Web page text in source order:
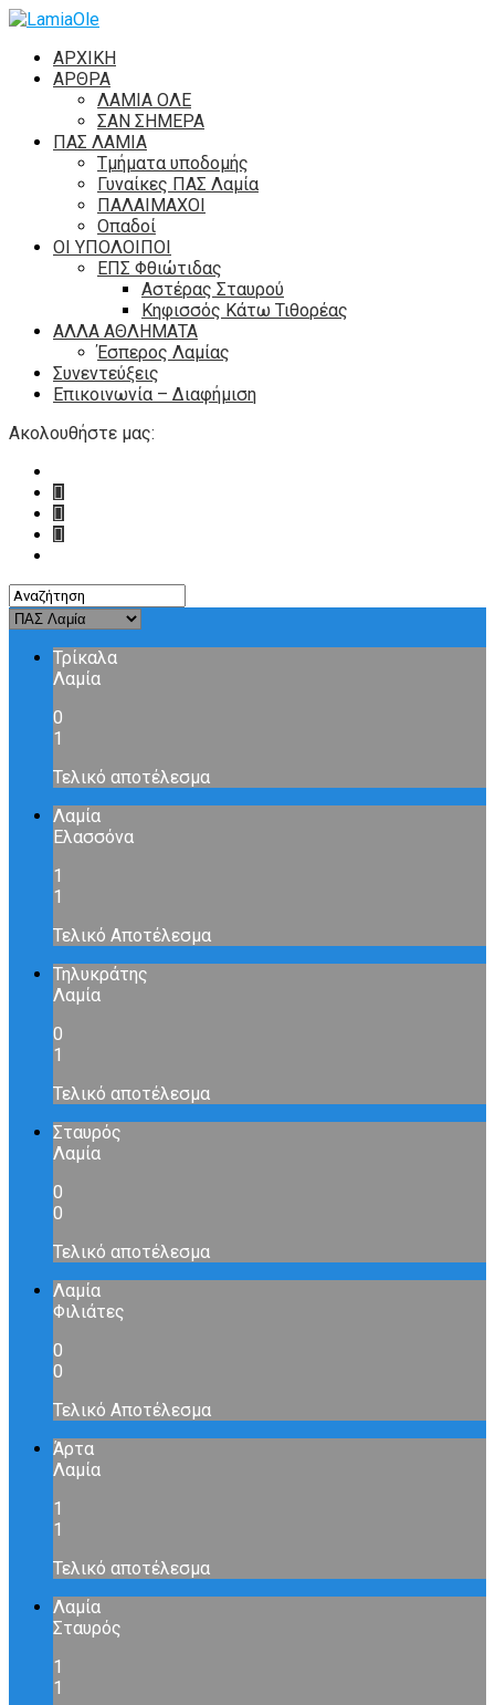
ΑΡΧΙΚΗ
ΑΡΘΡΑ
ΛΑΜΙΑ ΟΛΕ
ΣΑΝ ΣΗΜΕΡΑ
ΠΑΣ ΛΑΜΙΑ
Τμήματα υποδομής
Γυναίκες ΠΑΣ Λαμία
ΠΑΛΑΙΜΑΧΟΙ
Οπαδοί
ΟΙ ΥΠΟΛΟΙΠΟΙ
ΕΠΣ Φθιώτιδας
Αστέρας Σταυρού
Κηφισσός Κάτω Τιθορέας
ΑΛΛΑ ΑΘΛΗΜΑΤΑ
Έσπερος Λαμίας
Συνεντεύξεις
Επικοινωνία – Διαφήμιση
Ακολουθήστε μας:
Τρίκαλα
Λαμία
0
1
Τελικό αποτέλεσμα
Λαμία
Ελασσόνα
1
1
Τελικό Αποτέλεσμα
Τηλυκράτης
Λαμία
0
1
Τελικό αποτέλεσμα
Σταυρός
Λαμία
0
0
Τελικό αποτέλεσμα
Λαμία
Φιλιάτες
0
0
Τελικό Αποτέλεσμα
Άρτα
Λαμία
1
1
Τελικό αποτέλεσμα
Λαμία
Σταυρός
1
1